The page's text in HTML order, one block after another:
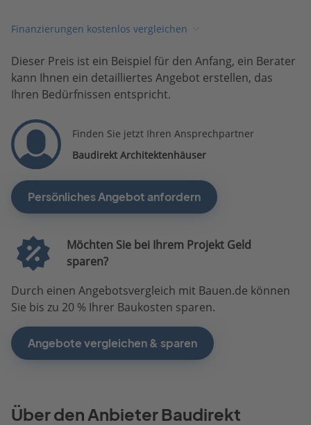
Finanzierungen kostenlos vergleichen
Dieser Preis ist ein Beispiel für den Anfang, ein Berater
kann Ihnen ein detailliertes Angebot erstellen, das
Ihren Bedürfnissen entspricht.
Finden Sie jetzt Ihren Ansprechpartner
Baudirekt Architektenhäuser
Persönliches Angebot anfordern
Möchten Sie bei Ihrem Projekt Geld
sparen?
Durch einen Angebotsvergleich mit Bauen.de können
Sie bis zu 20 % Ihrer Baukosten sparen.
Angebote vergleichen & sparen
Über den Anbieter Baudirekt